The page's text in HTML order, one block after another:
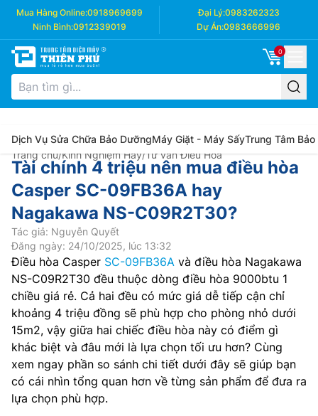
Mua Hàng Online:0918969699 Đại Lý:0983262323
Ninh Bình:0912339019 Dự Án:0983666996
0
Dịch Vụ Sửa Chữa Bảo DưỡngMáy Giặt - Máy SấyTrung Tâm Bảo
Trang chủ/Kinh Nghiệm Hay/Tư vấn Điều Hòa
Tài chính 4 triệu nên mua điều hòa
Casper SC-09FB36A hay
Nagakawa NS-C09R2T30?
Tác giả: Nguyễn Quyết
Đăng ngày: 24/10/2025, lúc 13:32
Điều hòa Casper SC-09FB36A và điều hòa Nagakawa
NS-C09R2T30 đều thuộc dòng điều hòa 9000btu 1
chiều giá rẻ. Cả hai đều có mức giá dễ tiếp cận chỉ
khoảng 4 triệu đồng sẽ phù hợp cho phòng nhỏ dưới
15m2, vậy giữa hai chiếc điều hòa này có điểm gì
khác biệt và đâu mới là lựa chọn tối ưu hơn? Cùng
xem ngay phần so sánh chi tiết dưới đây sẽ giúp bạn
có cái nhìn tổng quan hơn về từng sản phẩm để đưa ra
lựa chọn phù hợp.